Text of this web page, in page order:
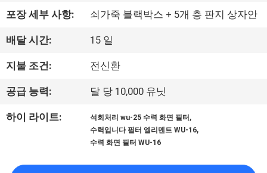
우
대
하
포장 세부 사항: 쇠가죽 블랙박스 + 5개 층 판지 상자안
배달 시간: 15 일
지불 조건: 전신환
공급 능력: 달 당 10,000 유닛
하이 라이트: 석회처리 wu-25 수력 화면 필터 ,
수력입니다 필터 엘리멘트 WU-16,
수력 화면 필터 WU-16